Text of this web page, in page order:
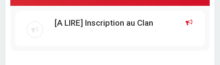
[A LIRE] Inscription au Clan